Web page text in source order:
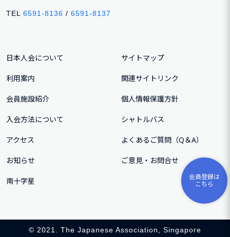
会員登録は
こちら
TEL 6591-8136 / 6591-8137
日本人会について
利用案内
会員施設紹介
入会方法について
アクセス
お知らせ
南十字星
サイトマップ
関連サイトリンク
個人情報保護方針
シャトルバス
よくあるご質問（Q＆A）
ご意⾒・お問合せ
© 2021. The Japanese Association, Singapore